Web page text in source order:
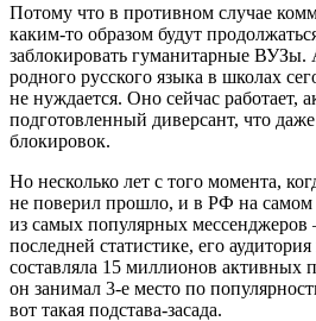
Потому что в противном случае
каким-то образом будут
заблокировать гуманитарные ВУЗы.
родного русского языка в школах
не нуждается. Оно сейчас работает,
подготовленный диверсант, что
блокировок.
Но несколько лет с того момента,
не поверил прошло, и в РФ на самом
из самых популярных
последней статистике, его
составляла 15 миллионов активных
он занимал 3-е место по
вот такая подстава-засада.